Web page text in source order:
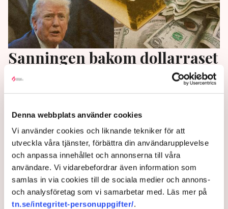
Denna webbplats använder cookies
Vi använder cookies och liknande tekniker för att
utveckla våra tjänster, förbättra din användarupplevelse
och anpassa innehållet och annonserna till våra
användare. Vi vidarebefordrar även information som
samlas in via cookies till de sociala medier och annons-
och analysföretag som vi samarbetar med. Läs mer på
tn.se/integritet-personuppgifter/.
Sanningen bakom dollarraset
– guldet avslöjar djup kris:
”Vänta bara”
Den kraftiga guldrusningen, raset för dollarn och
stora statsskulder i flera länder är varningstecken
för att en större kris i världsekonomin är på väg,
varnar guldexperten Eric Strand. "Vi har nästan aldrig
i vår livstid varit med om att förtroendet för
världsvalutan verkligen börjat bli dåligt", säger han till
TN.